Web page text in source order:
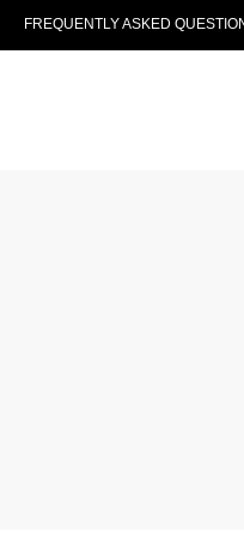
FREQUENTLY ASKED